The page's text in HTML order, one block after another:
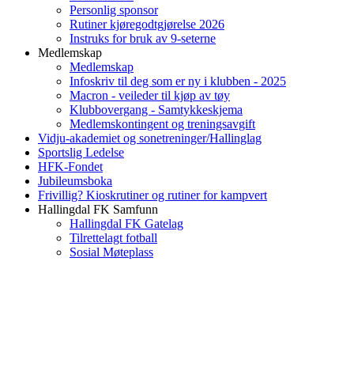
Personlig sponsor
Rutiner kjøregodtgjørelse 2026
Instruks for bruk av 9-seterne
Medlemskap
Medlemskap
Infoskriv til deg som er ny i klubben - 2025
Macron - veileder til kjøp av tøy
Klubbovergang - Samtykkeskjema
Medlemskontingent og treningsavgift
Vidju-akademiet og sonetreninger/Hallinglag
Sportslig Ledelse
HFK-Fondet
Jubileumsboka
Frivillig? Kioskrutiner og rutiner for kampvert
Hallingdal FK Samfunn
Hallingdal FK Gatelag
Tilrettelagt fotball
Sosial Møteplass